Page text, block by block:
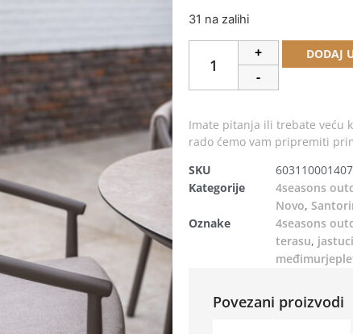
31 na zalihi
+
-
DODAJ
Imate pitanja ili trebate veću
rado ćemo vam pripremiti
SKU
603110001407
Kategorije
4seasons
Novo,
Oznake
4seasons
terasu, jastuci
Povezani proizvodi